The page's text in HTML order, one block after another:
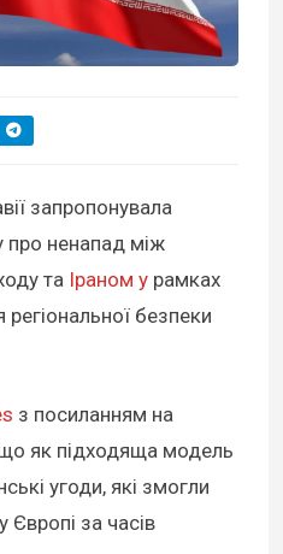
запропонувала
про ненапад між
та Іраном у рамках
регіональної безпеки
з посиланням на
як підходяща модель
угоди, які змогли
Європі за часів